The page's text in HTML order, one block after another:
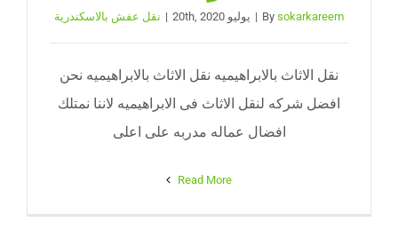
By sokarkareem
| يوليو 20th, 2020 | نقل عفش بالاسكندرية
نقل الاثاث بالابراهيميه نقل الاثاث بالابراهيميه نحن
افضل شركه لنقل الاثاث فى الابراهيميه لاننا نمتلك
افضال عماله مدربه على اعلى
Read More